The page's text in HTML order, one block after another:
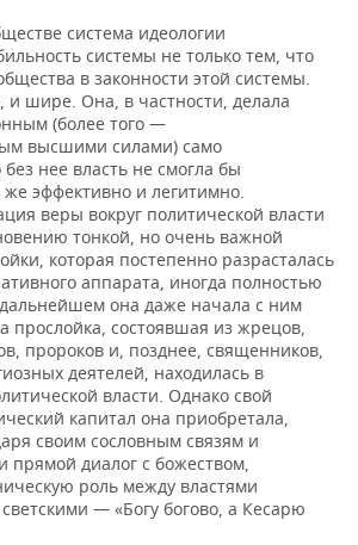
система идеологии
системы не только тем, что
в законности этой системы.
и шире. Она, в частности, делала
(более того —
высшими силами) само
нее власть не смогла бы
же эффективно и легитимно.
веры вокруг политической власти
тонкой, но очень важной
которая постепенно разрасталась
аппарата, иногда полностью
она даже начала с ним
прослойка, состоявшая из жрецов,
пророков и, позднее, священников,
деятелей, находилась в
власти. Однако свой
капитал она приобретала,
своим сословным связям и
прямой диалог с божеством,
роль между властями
— «Богу богово, а Кесарю